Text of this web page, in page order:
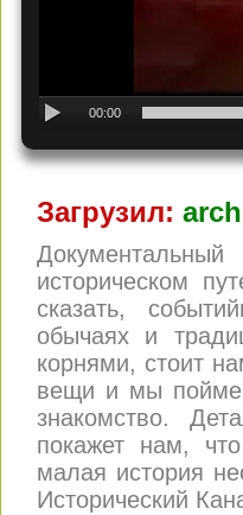
00:00
Загрузил:
историческом
сказать,
обычаях и
корнями, стоит
вещи и мы
знакомство.
покажет нам,
малая история
Исторический